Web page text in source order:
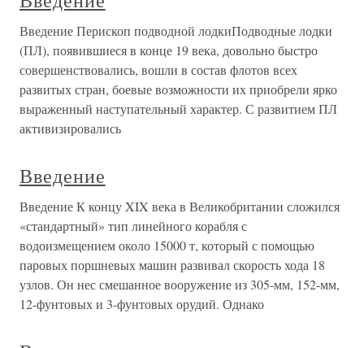
Введение Перископ подводной лодкиПодводные лодки
(ПЛ), появившиеся в конце 19 века, довольно быстро
совершенствовались, вошли в состав флотов всех
развитых стран, боевые возможности их приобрели ярко
выраженный наступательный характер. С развитием ПЛ
активизировались
Введение
Введение К концу XIX века в Великобритании сложился
«стандартный» тип линейного корабля с
водоизмещением около 15000 т, который с помощью
паровых поршневых машин развивал скорость хода 18
узлов. Он нес смешанное вооружение из 305-мм, 152-мм,
12-фунтовых и 3-фунтовых орудий. Однако